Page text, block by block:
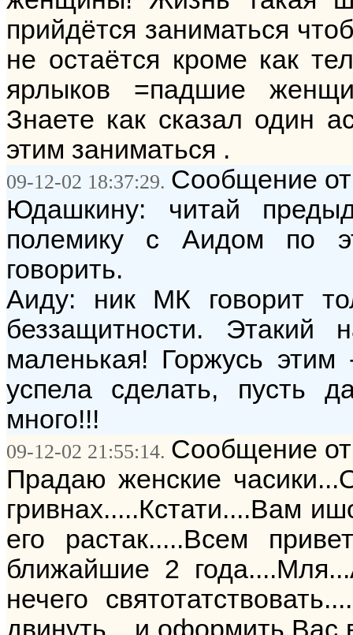
прийдётся заниматься
не остаётся кроме как
ярлыков =падшие
Знаете как сказал один
этим заниматься .
09-12-02 18:37:29. Сообщение
Юдашкину: читай
полемику с Аидом по
говорить.
Аиду: ник МК говорит
беззащитности. Этакий
маленькая! Горжусь
успела сделать, пусть
много!!!
09-12-02 21:55:14. Сообщение
Прадаю женские
гривнах.....Кстати....Вам
его растак.....Всем
ближайшие 2
нечего
двинуть....и оформить Вас